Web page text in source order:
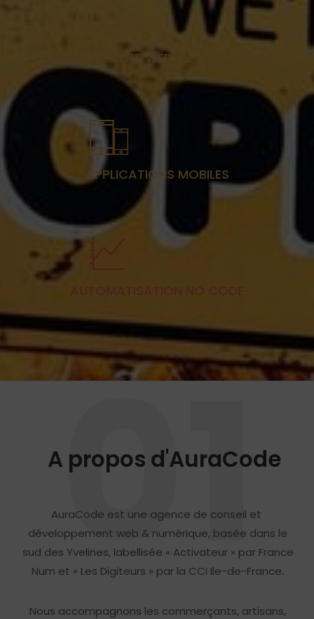
DÉVELOPPEMENT WEB & E-COMMERCE
APPLICATIONS MOBILES
01
A propos d'AuraCode
AuraCode est une agence de conseil et
développement web & numérique, basée dans le
sud des Yvelines, labellisée « Activateur » par France
Num et « Les Digiteurs » par la CCI Ile-de-France.
Nous accompagnons les commerçants, artisans,